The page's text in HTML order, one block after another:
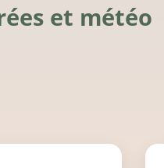
et météo